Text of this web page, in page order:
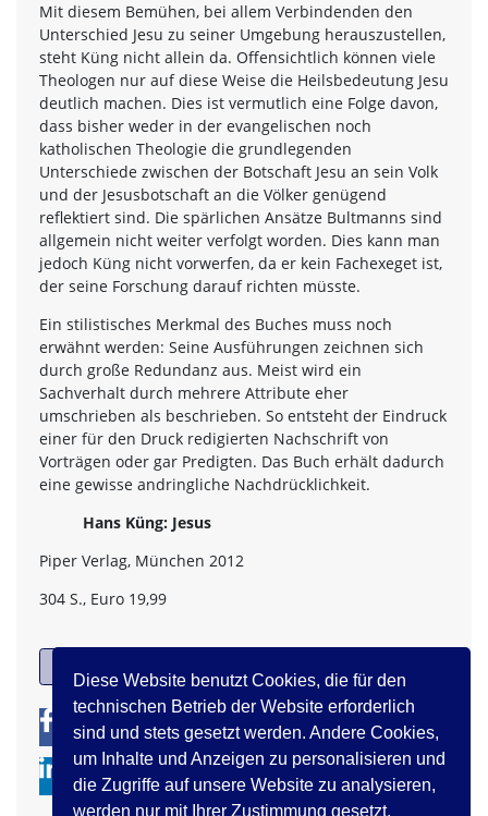
Diese Website benutzt Cookies, die für den
technischen Betrieb der Website erforderlich
sind und stets gesetzt werden. Andere Cookies,
um Inhalte und Anzeigen zu personalisieren und
die Zugriffe auf unsere Website zu analysieren,
werden nur mit Ihrer Zustimmung gesetzt.
Mit diesem Bemühen, bei allem Verbindenden den
Unterschied Jesu zu seiner Umgebung herauszustellen,
steht Küng nicht allein da. Offensichtlich können viele
Theologen nur auf diese Weise die Heilsbedeutung Jesu
deutlich machen. Dies ist vermutlich eine Folge davon,
dass bisher weder in der evangelischen noch
katholischen Theologie die grundlegenden
Unterschiede zwischen der Botschaft Jesu an sein Volk
und der Jesusbotschaft an die Völker genügend
reflektiert sind. Die spärlichen Ansätze Bultmanns sind
allgemein nicht weiter verfolgt worden. Dies kann man
jedoch Küng nicht vorwerfen, da er kein Fachexeget ist,
der seine Forschung darauf richten müsste.
Ein stilistisches Merkmal des Buches muss noch
erwähnt werden: Seine Ausführungen zeichnen sich
durch große Redundanz aus. Meist wird ein
Sachverhalt durch mehrere Attribute eher
umschrieben als beschrieben. So entsteht der Eindruck
einer für den Druck redigierten Nachschrift von
Vorträgen oder gar Predigten. Das Buch erhält dadurch
eine gewisse andringliche Nachdrücklichkeit.
Hans Küng: Jesus
Piper Verlag, München 2012
304 S., Euro 19,99
0 0